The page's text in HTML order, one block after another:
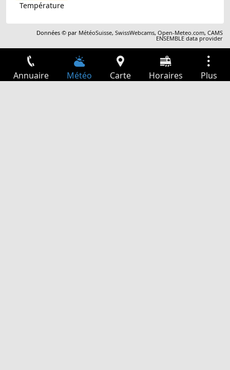
Température
Données © par MétéoSuisse,SwissWebcams,Open-Meteo.com,CAMS
ENSEMBLE data provider
Annuaire Météo Carte Horaires Plus